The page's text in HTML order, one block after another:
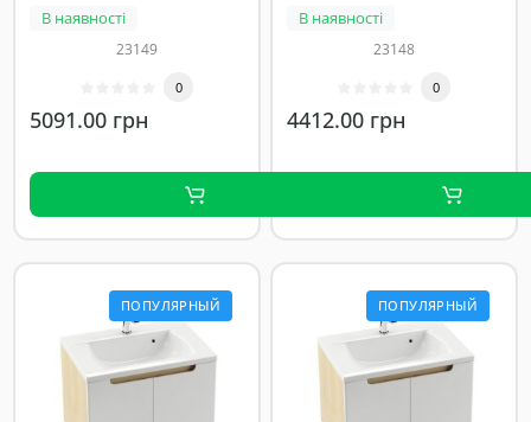
В наявності
23149
0
5091.00 грн
В наявності
23148
0
4412.00 грн
ПОПУЛЯРНЫЙ ПОПУЛЯРНЫЙ